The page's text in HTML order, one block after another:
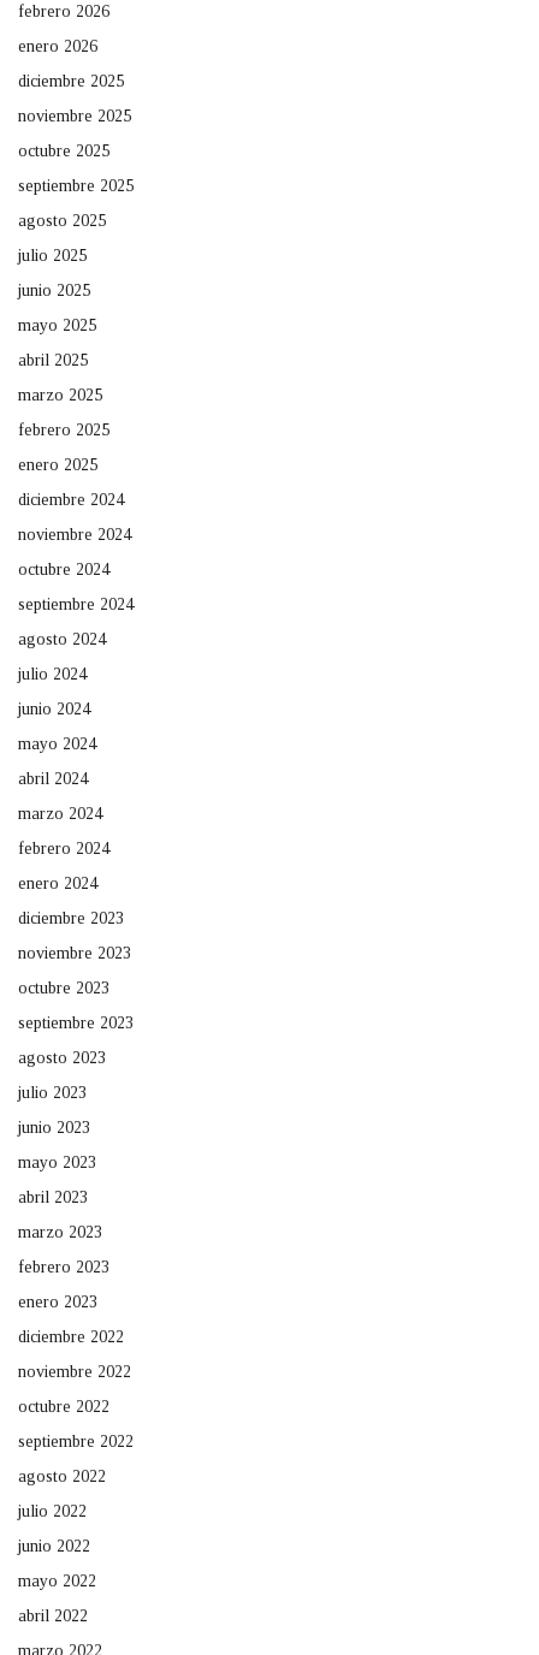
febrero 2026
enero 2026
diciembre 2025
noviembre 2025
octubre 2025
septiembre 2025
agosto 2025
julio 2025
junio 2025
mayo 2025
abril 2025
marzo 2025
febrero 2025
enero 2025
diciembre 2024
noviembre 2024
octubre 2024
septiembre 2024
agosto 2024
julio 2024
junio 2024
mayo 2024
abril 2024
marzo 2024
febrero 2024
enero 2024
diciembre 2023
noviembre 2023
octubre 2023
septiembre 2023
agosto 2023
julio 2023
junio 2023
mayo 2023
abril 2023
marzo 2023
febrero 2023
enero 2023
diciembre 2022
noviembre 2022
octubre 2022
septiembre 2022
agosto 2022
julio 2022
junio 2022
mayo 2022
abril 2022
marzo 2022